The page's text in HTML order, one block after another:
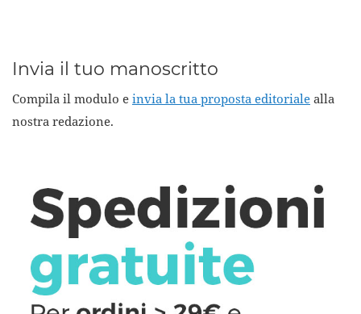
Invia il tuo manoscritto
Compila il modulo e invia la tua proposta editoriale alla
nostra redazione.